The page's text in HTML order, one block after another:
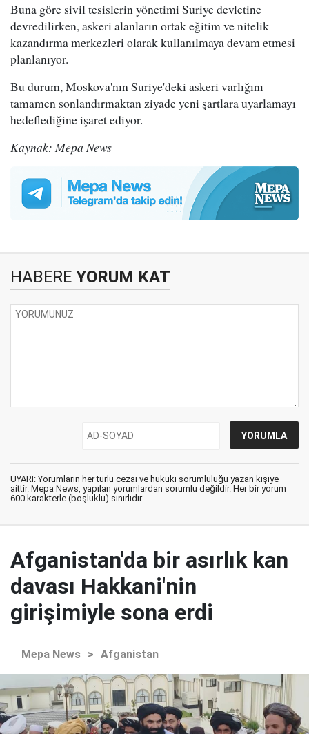
Buna göre sivil tesislerin yönetimi Suriye devletine
devredilirken, askeri alanların ortak eğitim ve nitelik
kazandırma merkezleri olarak kullanılmaya devam etmesi
planlanıyor.
Bu durum, Moskova'nın Suriye'deki askeri varlığını
tamamen sonlandırmaktan ziyade yeni şartlara uyarlamayı
hedeflediğine işaret ediyor.
Kaynak: Mepa News
HABERE YORUM KAT
UYARI: Yorumların her türlü cezai ve hukuki sorumluluğu yazan kişiye
aittir. Mepa News, yapılan yorumlardan sorumlu değildir. Her bir yorum
600 karakterle (boşluklu) sınırlıdır.
Afganistan'da bir asırlık kan
davası Hakkani'nin
girişimiyle sona erdi
Mepa News > Afganistan